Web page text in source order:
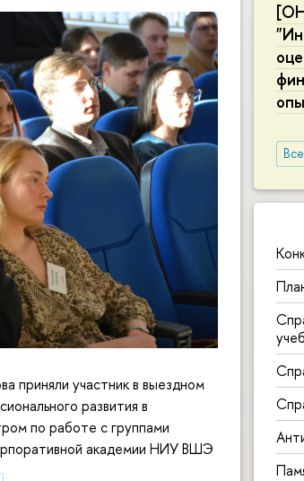
приняли участник в выездном
развития в
по работе с группами
академии НИУ ВШЭ